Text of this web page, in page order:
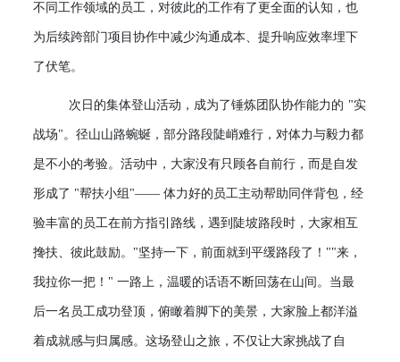
不同工作领域的员工，对彼此的工作有了更全面的认知，也
为后续跨部门项目协作中减少沟通成本、提升响应效率埋下
了伏笔。
次日的集体登山活动，成为了锤炼团队协作能力的 "实
战场"。径山山路蜿蜒，部分路段陡峭难行，对体力与毅力都
是不小的考验。活动中，大家没有只顾各自前行，而是自发
形成了 "帮扶小组"—— 体力好的员工主动帮助同伴背包，经
验丰富的员工在前方指引路线，遇到陡坡路段时，大家相互
搀扶、彼此鼓励。"坚持一下，前面就到平缓路段了！""来，
我拉你一把！" 一路上，温暖的话语不断回荡在山间。当最
后一名员工成功登顶，俯瞰着脚下的美景，大家脸上都洋溢
着成就感与归属感。这场登山之旅，不仅让大家挑战了自